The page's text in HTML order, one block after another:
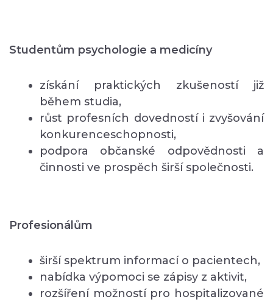
Studentům psychologie a medicíny
získání praktických zkušeností již
během studia,
růst profesních dovedností i zvyšování
konkurenceschopnosti,
podpora občanské odpovědnosti a
činnosti ve prospěch širší společnosti.
Profesionálům
širší spektrum informací o pacientech,
nabídka výpomoci se zápisy z aktivit,
rozšíření možností pro hospitalizované